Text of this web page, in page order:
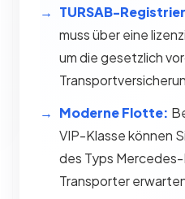
TURSAB-
muss über eine
um die gesetzlich
Moderne Flotte:
VIP-Klasse können
des Typs
Transporter